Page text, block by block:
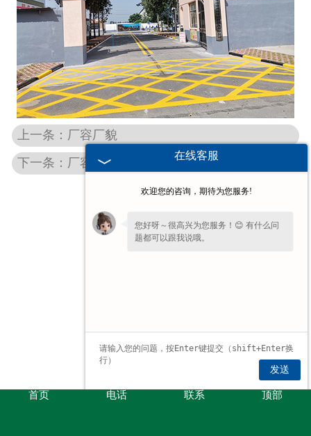
工程案例
厂容厂貌
联系我们
上一条：厂容厂貌
下一条：厂容厂貌
首页 电话 联系 顶部
在线客服
欢迎您的咨询，期待为您服务!
您好呀～很高兴为您服务！😊 有什么问
题都可以跟我说哦。
发送